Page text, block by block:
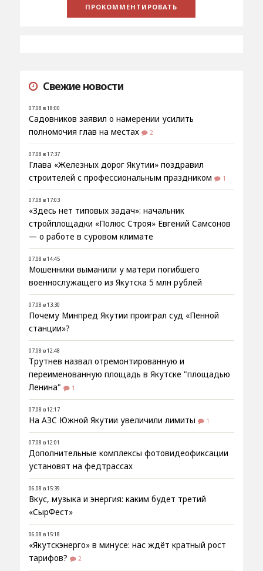
Свежие новости
07.08 в 18:00
Садовников заявил о намерении усилить
полномочия глав на местах
2
07.08 в 17:37
Глава «Железных дорог Якутии» поздравил
строителей с профессиональным праздником
1
07.08 в 17:03
«Здесь нет типовых задач»: начальник
стройплощадки «Полюс Строя» Евгений Самсонов
— о работе в суровом климате
07.08 в 14:45
Мошенники выманили у матери погибшего
военнослужащего из Якутска 5 млн рублей
07.08 в 13:30
Почему Минпред Якутии проиграл суд «Пенной
станции»?
07.08 в 12:48
Трутнев назвал отремонтированную и
переименованную площадь в Якутске "площадью
Ленина"
1
07.08 в 12:17
На АЗС Южной Якутии увеличили лимиты 1
07.08 в 12:01
Дополнительные комплексы фотовидеофиксации
установят на федтрассах
06.08 в 15:39
Вкус, музыка и энергия: каким будет третий
«СырФест»
06.08 в 15:18
«Якутскэнерго» в минусе: нас ждёт кратный рост
тарифов?
2